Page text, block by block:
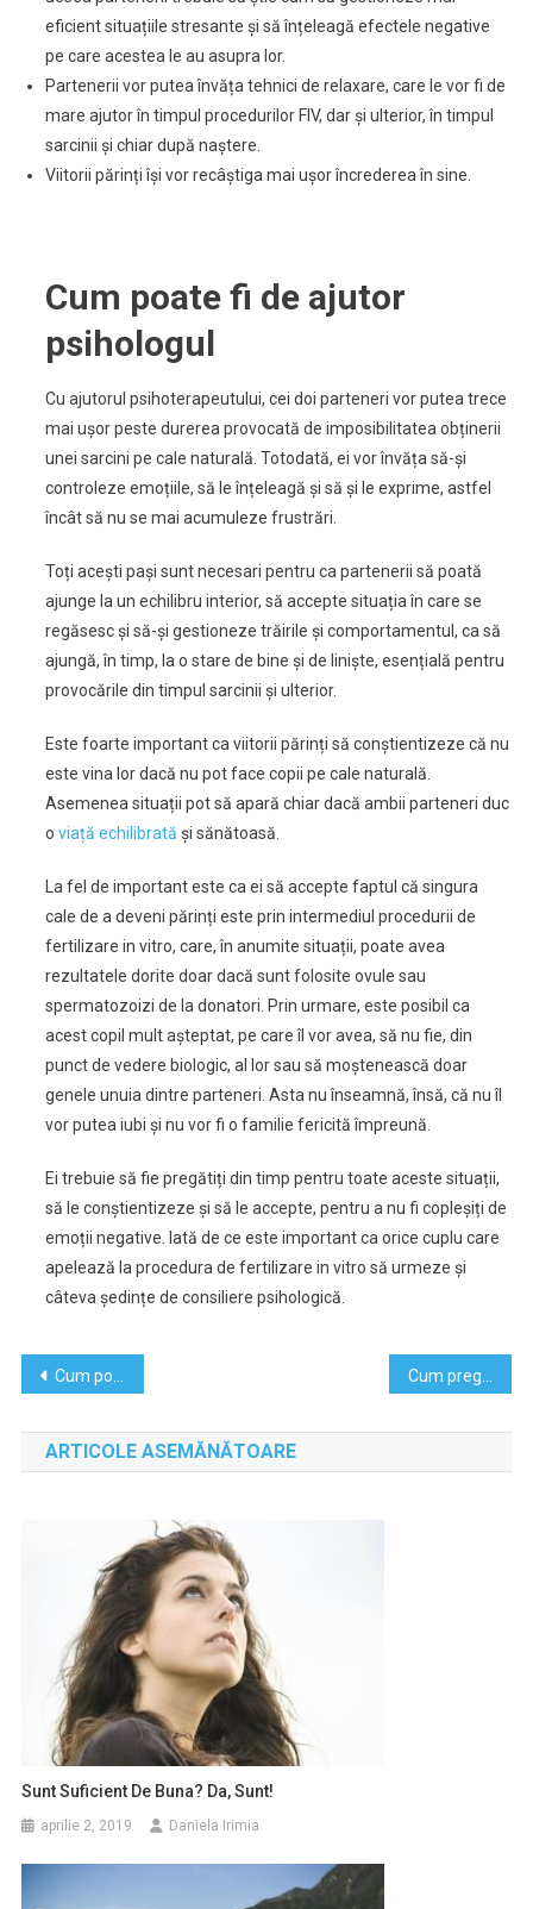
eficient situațiile stresante și să înțeleagă efectele negative
pe care acestea le au asupra lor.
Partenerii vor putea învăța tehnici de relaxare, care le vor fi de
mare ajutor în timpul procedurilor FIV, dar și ulterior, în timpul
sarcinii și chiar după naștere.
Viitorii părinți își vor recâștiga mai ușor încrederea în sine.
Cum poate fi de ajutor
psihologul
Cu ajutorul psihoterapeutului, cei doi parteneri vor putea trece
mai ușor peste durerea provocată de imposibilitatea obținerii
unei sarcini pe cale naturală. Totodată, ei vor învăța să-și
controleze emoțiile, să le înțeleagă și să și le exprime, astfel
încât să nu se mai acumuleze frustrări.
Toți acești pași sunt necesari pentru ca partenerii să poată
ajunge la un echilibru interior, să accepte situația în care se
regăsesc și să-și gestioneze trăirile și comportamentul, ca să
ajungă, în timp, la o stare de bine și de liniște, esențială pentru
provocările din timpul sarcinii și ulterior.
Este foarte important ca viitorii părinți să conștientizeze că nu
este vina lor dacă nu pot face copii pe cale naturală.
Asemenea situații pot să apară chiar dacă ambii parteneri duc
o viață echilibrată și sănătoasă.
La fel de important este ca ei să accepte faptul că singura
cale de a deveni părinți este prin intermediul procedurii de
fertilizare in vitro, care, în anumite situații, poate avea
rezultatele dorite doar dacă sunt folosite ovule sau
spermatozoizi de la donatori. Prin urmare, este posibil ca
acest copil mult așteptat, pe care îl vor avea, să nu fie, din
punct de vedere biologic, al lor sau să moștenească doar
genele unuia dintre parteneri. Asta nu înseamnă, însă, că nu îl
vor putea iubi și nu vor fi o familie fericită împreună.
Ei trebuie să fie pregătiți din timp pentru toate aceste situații,
să le conștientizeze și să le accepte, pentru a nu fi copleșiți de
emoții negative. Iată de ce este important ca orice cuplu care
apelează la procedura de fertilizare in vitro să urmeze și
câteva ședințe de consiliere psihologică.
Navigare
în
articole
Cum poate fi accesibila o investitie imobiliara
ARTICOLE ASEMĂNĂTOARE
Sunt Suficient De Buna? Da, Sunt!
aprilie 2, 2019 Daniela Irimia